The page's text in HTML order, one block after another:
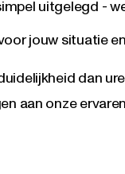
uitgelegd -
jouw situatie
dan
aan onze